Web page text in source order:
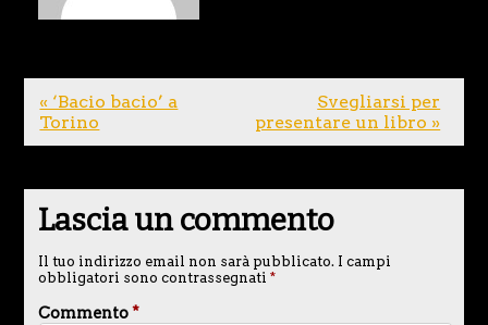
« ‘Bacio bacio’ a
Torino
Svegliarsi per
presentare un libro »
Lascia un commento
Il tuo indirizzo email non sarà pubblicato. I campi
obbligatori sono contrassegnati *
Commento*